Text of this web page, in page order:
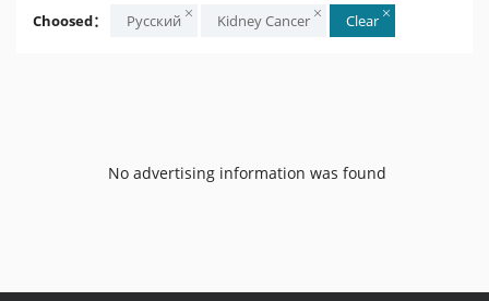
Choosed：
Русский Kidney Cancer Clear
No advertising information was found